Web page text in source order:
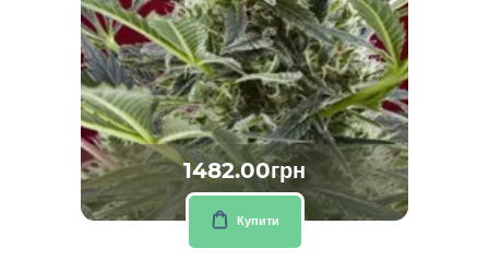
1482.00грн
Купити